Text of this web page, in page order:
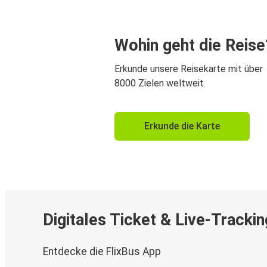
Wohin geht die
Erkunde unsere Reisekarte mit über
8000 Zielen weltweit.
Erkunde die Karte
Digitales Ticket & Live-
Entdecke die FlixBus App